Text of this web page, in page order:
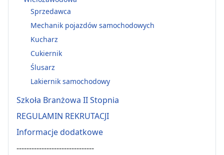
Sprzedawca
Mechanik pojazdów samochodowych
Kucharz
Cukiernik
Ślusarz
Lakiernik samochodowy
Szkoła Branżowa II Stopnia
REGULAMIN REKRUTACJI
Informacje dodatkowe
-------------------------------